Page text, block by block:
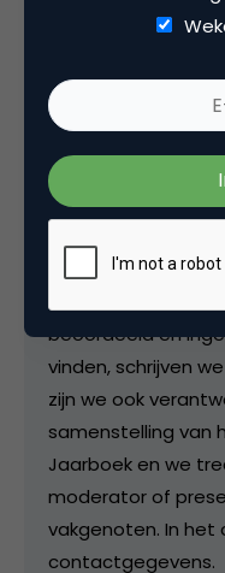
Deel dit artikel
Kopieer link
beoordeeld en
vinden, schrijven
zijn we ook
samenstelling van
Jaarboek en we
moderator of
vakgenoten. In het
contactgegevens.